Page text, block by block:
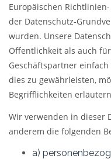
Europäischen
der Datenschutz-
wurden. Unsere
Öffentlichkeit als auch
Geschäftspartner
dies zu gewährleisten,
Begrifflichkeiten
Wir verwenden in dieser
anderem die folgenden
a)